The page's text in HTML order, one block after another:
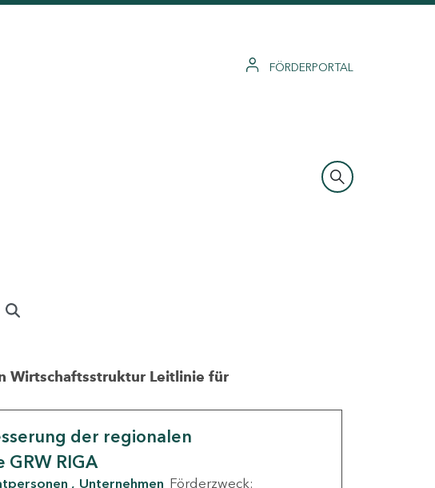
FÖRDERPORTAL
Wirtschaftsstruktur Leitlinie für
der regionalen
RIGA
Unternehmen Förderzweck: